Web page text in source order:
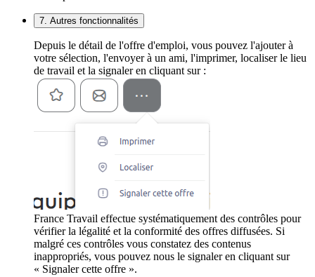
7. Autres fonctionnalités
Depuis le détail de l'offre d'emploi, vous pouvez l'ajouter à
votre sélection, l'envoyer à un ami, l'imprimer, localiser le lieu
de travail et la signaler en cliquant sur :
France Travail effectue systématiquement des contrôles pour
vérifier la légalité et la conformité des offres diffusées. Si
malgré ces contrôles vous constatez des contenus
inappropriés, vous pouvez nous le signaler en cliquant sur
« Signaler cette offre ».